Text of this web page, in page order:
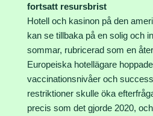
fortsatt resursbrist
Hotell och kasinon på den
kan se tillbaka på en solig och
sommar, rubricerad som en
Europeiska hotellägare
vaccinationsnivåer och
restriktioner skulle öka
precis som det gjorde 2020,